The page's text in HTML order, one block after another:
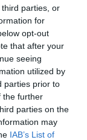
parties, or
for
opt-out
that after your
seeing
utilized by
parties prior to
the further
parties on the
may
IAB’s List of
de
Espagne).
Nkoulou
York Red Bulls,